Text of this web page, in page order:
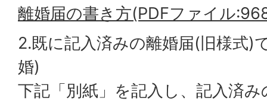
離婚届の書き方(PDFファイル
2.既に記入済みの離婚届(旧様式)
婚)
下記「別紙」を記入し、記入済